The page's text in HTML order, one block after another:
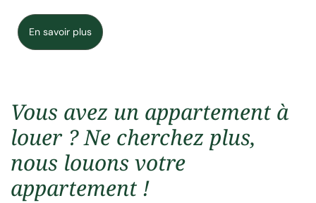
En savoir plus
Vous avez un appartement à
louer ? Ne cherchez plus,
nous louons votre
appartement !